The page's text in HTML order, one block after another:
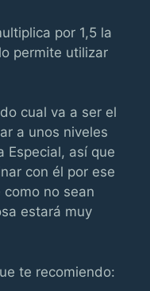
por 1,5 la
permite utilizar
cual va a ser el
a unos niveles
Especial, así que
con él por ese
no sean
estará muy
te recomiendo: